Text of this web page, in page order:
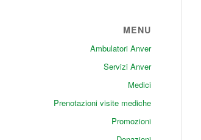
MENU
Ambulatori Anver
Servizi Anver
Medici
Prenotazioni visite mediche
Promozioni